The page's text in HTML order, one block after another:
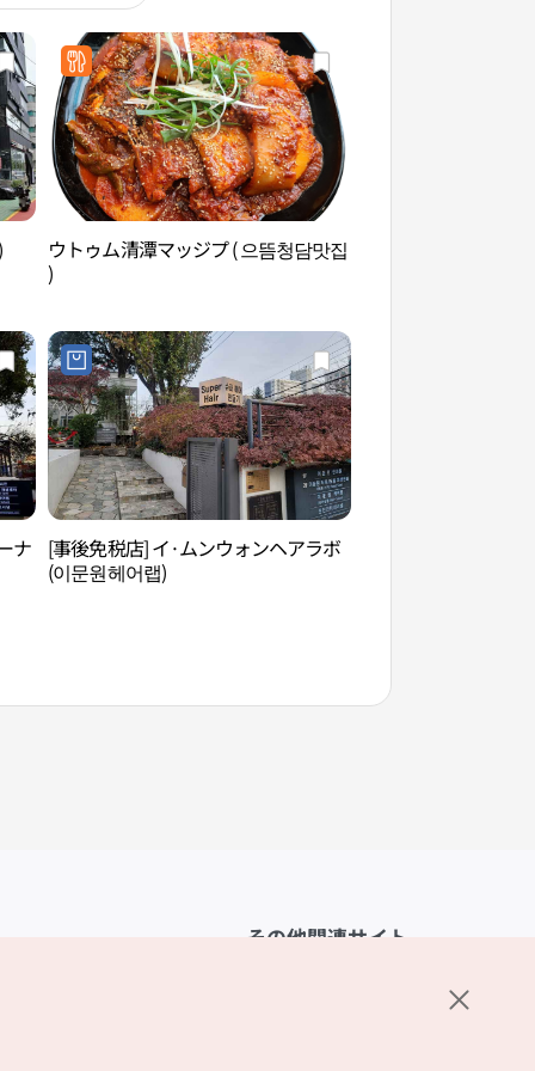
ウトゥム清潭マッジプ ( 으뜸청담맛집
)
ナ
[事後免税店] イ·ムンウォンヘアラボ
(이문원헤어랩)
その他関連サイト